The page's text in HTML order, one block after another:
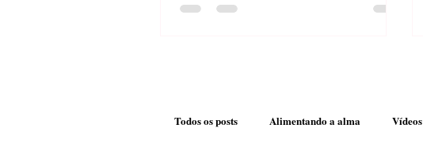
caju
Todos os posts Alimentando a alma Vídeos